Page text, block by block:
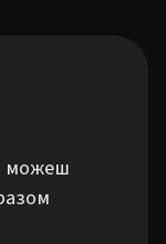
можеш